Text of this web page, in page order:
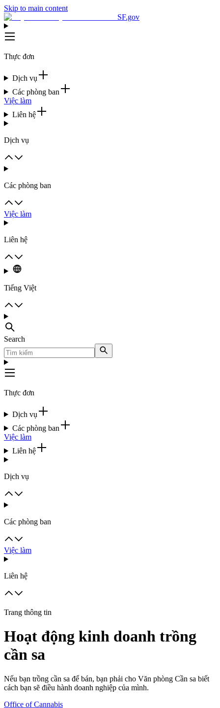
Skip to main content
SF.gov
Thực đơn
Dịch vụ
Các phòng ban
Việc làm
Liên hệ
Dịch vụ
Các phòng ban
Việc làm
Liên hệ
Tiếng Việt
Search
Thực đơn
Dịch vụ
Các phòng ban
Việc làm
Liên hệ
Dịch vụ
Các phòng ban
Việc làm
Liên hệ
Trang thông tin
Hoạt động kinh doanh trồng
cần sa
Nếu bạn trồng cần sa để bán, bạn phải cho Văn phòng Cần sa biết
cách bạn sẽ điều hành doanh nghiệp của mình.
Office of Cannabis